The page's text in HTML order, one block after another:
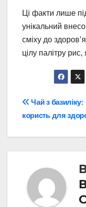
Ці факти лише
унікальний
сміху до
цілу палітру
Навігація
записів
Чай з базиліку:
користь для